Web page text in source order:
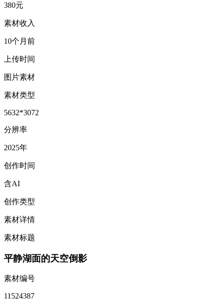
380元
素材收入
10个月前
上传时间
图片素材
素材类型
5632*3072
分辨率
2025年
创作时间
含AI
创作类型
素材详情
素材标题
平静湖面的天空倒影
素材编号
11524387